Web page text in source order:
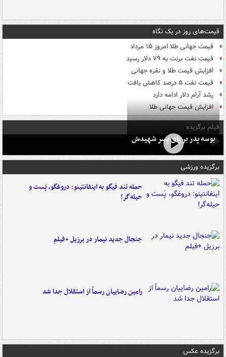
قیمت‌های روز در یک نگاه
قیمت جهانی طلا امروز ۱۵ مرداد
قیمت نفت برنت به ۷۹ دلار رسید
افزایش قیمت طلا و نقره جهانی
قیمت نفت ۵ درصد کاهش یافت
رشد آرام دلار ادامه دارد
افزایش قیمت جهانی طلا
فیلم برگزیده
بوسه‌ پدر بر پای پسر شهیدش
برگزیده ورزشی
حمله تند فیگو به اینفانتینو: دروغگو، پَست‌ و
حیله‌گر!
جنجال جدید نیمار در برزیل +فیلم
رامین رضاییان رسماً از استقلال جدا شد
برگزیده عکس